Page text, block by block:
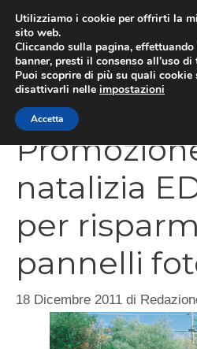
contenuto
natalizia
per
pannelli
18 Dicembre 2011 di
Utilizziamo i cookie per offrirti la
sito web.
Cliccando sulla pagina,
banner, presti il consenso all’uso
Puoi scoprire di più su quali
disattivarli nelle impostazioni
Accetta